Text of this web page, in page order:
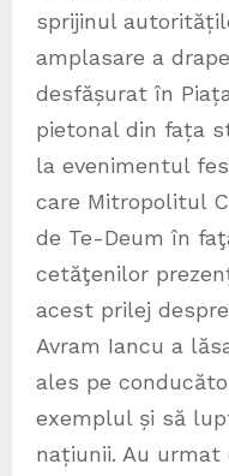
sprijinul
amplasare a
desfășurat în
pietonal din fața
la evenimentul
care Mitropolitul
de Te-Deum în
cetăţenilor
acest prilej
Avram Iancu a
ales pe
exemplul și să
națiunii. Au